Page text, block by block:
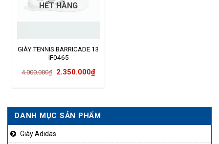
HẾT HÀNG
GIÀY TENNIS BARRICADE 13
IF0465
4.000.000₫ Giá
4.000.000₫.
2.350.000₫Giá
là:
2.350.000₫.
DANH MỤC SẢN PHẨM
Giày Adidas